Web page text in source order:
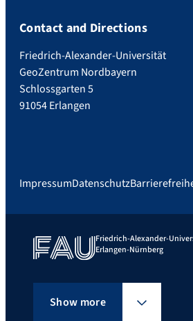
Contact and Directions
Friedrich-Alexander-Universität
GeoZentrum Nordbayern
Schlossgarten 5
91054 Erlangen
ImpressumDatenschutz
Friedrich-Alexander-
Erlangen-Nürnberg
Show more